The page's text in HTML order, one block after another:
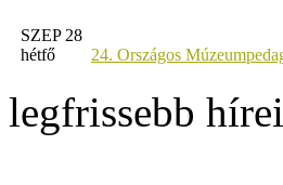
SZEP 28
hétfő
24. Országos
legfrissebb